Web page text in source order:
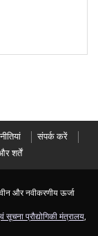
संपर्क करें
शर्तें
और नवीकरणीय ऊर्जा
सूचना प्रौद्योगिकी मंत्रालय,